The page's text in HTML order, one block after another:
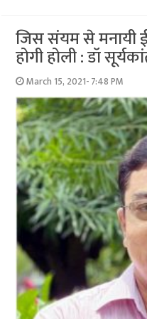
जिस संयम से मनायी
होगी होली : डॉ
March 15, 2021- 7:48 PM